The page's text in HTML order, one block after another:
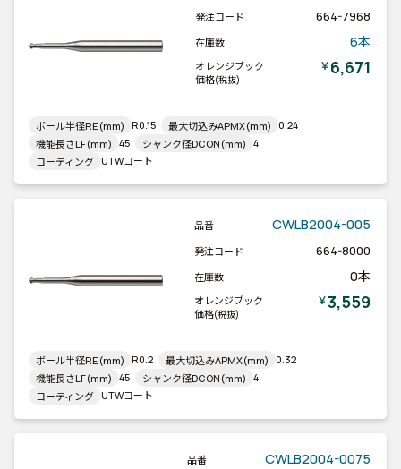
発注コード 664-7968
在庫数 6本
オレンジブック
価格(税抜)
￥6,671
ボール半径RE(mm) R0.15 最大切込みAPMX(mm) 0.24
機能長さLF(mm) 45 シャンク径DCON(mm) 4
コーティング UTWコート
品番 CWLB2004-005
発注コード 664-8000
在庫数 0本
オレンジブック
価格(税抜)
￥3,559
ボール半径RE(mm) R0.2 最大切込みAPMX(mm) 0.32
機能長さLF(mm) 45 シャンク径DCON(mm) 4
コーティング UTWコート
品番 CWLB2004-0075